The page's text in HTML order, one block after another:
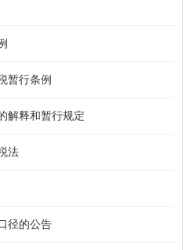
暂行条例
解释和暂行规定
法
径的公告